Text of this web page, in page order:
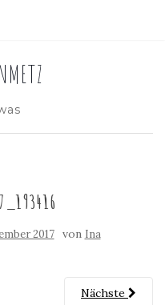
2017 von Ina
Nächste